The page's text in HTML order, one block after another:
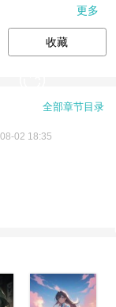
！
更多
收藏
全部章节目录
02 18:35